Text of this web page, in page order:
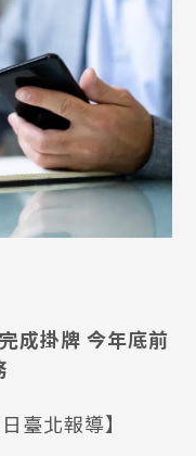
成掛牌 今年底前
臺北報導】